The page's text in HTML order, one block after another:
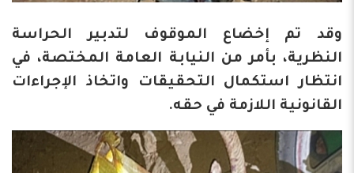
وقد تم إخضاع الموقوف لتدبير الحراسة
النظرية، بأمر من النيابة العامة المختصة، في
انتظار استكمال التحقيقات واتخاذ الإجراءات
القانونية اللازمة في حقه.